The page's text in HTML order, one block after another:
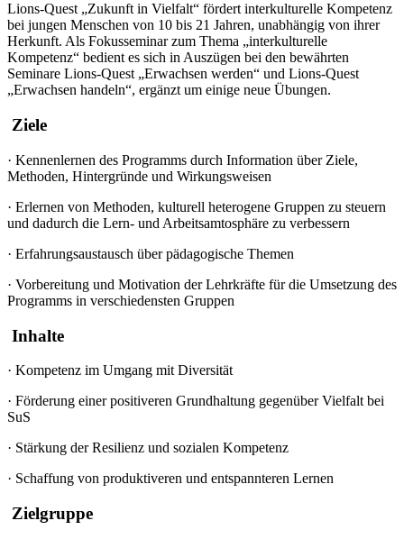
Lions-Quest „Zukunft in Vielfalt“ fördert interkulturelle Kompetenz
bei jungen Menschen von 10 bis 21 Jahren, unabhängig von ihrer
Herkunft. Als Fokusseminar zum Thema „interkulturelle
Kompetenz“ bedient es sich in Auszügen bei den bewährten
Seminare Lions-Quest „Erwachsen werden“ und Lions-Quest
„Erwachsen handeln“, ergänzt um einige neue Übungen.
Ziele
· Kennenlernen des Programms durch Information über Ziele,
Methoden, Hintergründe und Wirkungsweisen
· Erlernen von Methoden, kulturell heterogene Gruppen zu steuern
und dadurch die Lern- und Arbeitsamtosphäre zu verbessern
· Erfahrungsaustausch über pädagogische Themen
· Vorbereitung und Motivation der Lehrkräfte für die Umsetzung des
Programms in verschiedensten Gruppen
Inhalte
· Kompetenz im Umgang mit Diversität
· Förderung einer positiveren Grundhaltung gegenüber Vielfalt bei
SuS
· Stärkung der Resilienz und sozialen Kompetenz
· Schaffung von produktiveren und entspannteren Lernen
Zielgruppe